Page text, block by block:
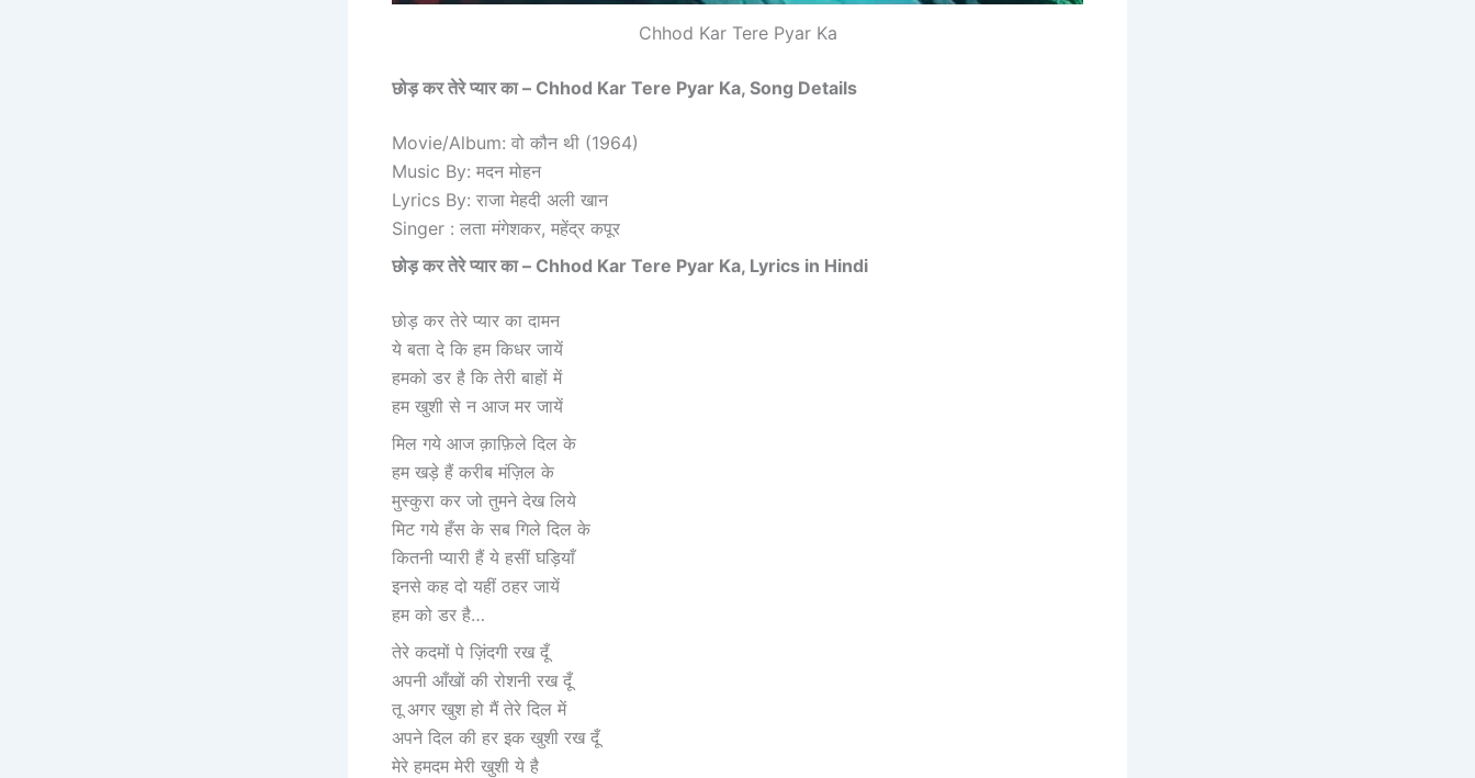
Chhod Kar Tere Pyar Ka
छोड़ कर तेरे प्यार का – Chhod Kar Tere Pyar Ka, Song Details
Movie/Album: वो कौन थी (1964)
Music By: मदन मोहन
Lyrics By: राजा मेहदी अली खान
Singer : लता मंगेशकर, महेंद्र कपूर
छोड़ कर तेरे प्यार का – Chhod Kar Tere Pyar Ka, Lyrics in Hindi
छोड़ कर तेरे प्यार का दामन
ये बता दे कि हम किधर जायें
हमको डर है कि तेरी बाहों में
हम खुशी से न आज मर जायें
मिल गये आज क़ाफ़िले दिल के
हम खड़े हैं करीब मंज़िल के
मुस्कुरा कर जो तुमने देख लिये
मिट गये हँस के सब गिले दिल के
कितनी प्यारी हैं ये हसीं घड़ियाँ
इनसे कह दो यहीं ठहर जायें
हम को डर है…
तेरे कदमों पे ज़िंदगी रख दूँ
अपनी आँखों की रोशनी रख दूँ
तू अगर खुश हो मैं तेरे दिल में
अपने दिल की हर इक खुशी रख दूँ
मेरे हमदम मेरी खुशी ये है